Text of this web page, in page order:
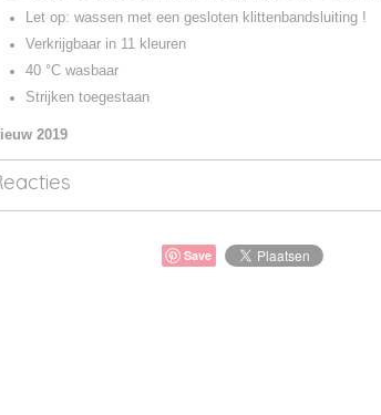
Let op: wassen met een gesloten klittenbandsluiting !
Verkrijgbaar in 11 kleuren
40 °C wasbaar
Strijken toegestaan
2019
Save